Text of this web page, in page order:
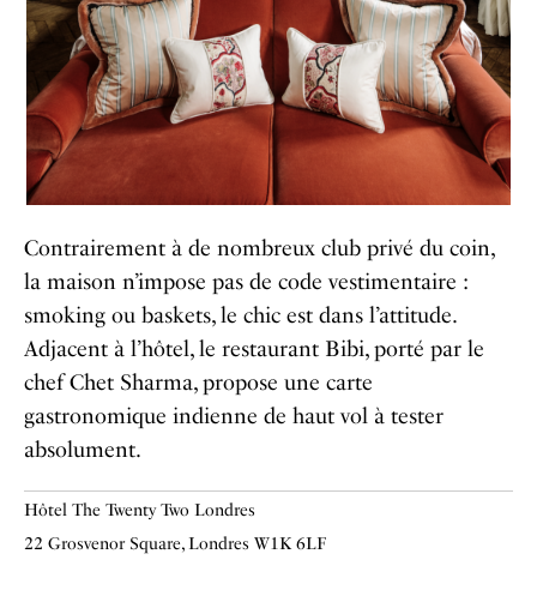
Contrairement à de nombreux club privé du coin,
la maison n’impose pas de code vestimentaire :
smoking ou baskets, le chic est dans l’attitude.
Adjacent à l’hôtel, le restaurant Bibi, porté par le
chef Chet Sharma, propose une carte
gastronomique indienne de haut vol à tester
absolument.
Hôtel The Twenty Two Londres
22 Grosvenor Square, Londres W1K 6LF